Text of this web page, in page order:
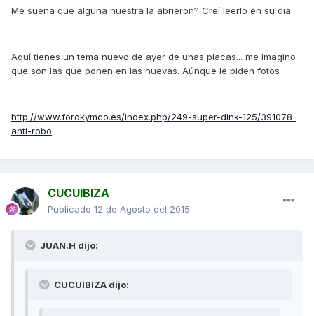
Me suena que alguna nuestra la abrieron? Creí leerlo en su día
Aquí tienes un tema nuevo de ayer de unas placas... me imagino
que son las que ponen en las nuevas. Aúnque le piden fotos
http://www.forokymco.es/index.php/249-super-dink-125/391078-
anti-robo
CUCUIBIZA
Publicado 12 de Agosto del 2015
JUAN.H dijo:
CUCUIBIZA dijo: